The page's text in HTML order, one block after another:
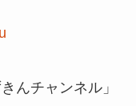
んチャンネル」